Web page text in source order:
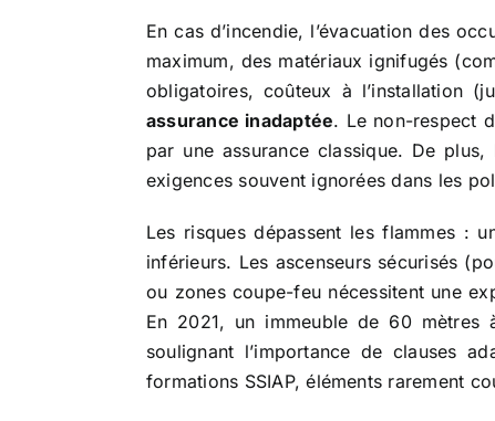
En cas d’incendie, l’évacuation des
maximum, des matériaux ignifugés
obligatoires, coûteux à l’installation
assurance inadaptée. Le non-respect
par une assurance classique. De
exigences souvent ignorées dans les
Les risques dépassent les flammes :
inférieurs. Les ascenseurs sécurisés
ou zones coupe-feu nécessitent une
En 2021, un immeuble de 60 mètres
soulignant l’importance de clauses
formations SSIAP, éléments rarement